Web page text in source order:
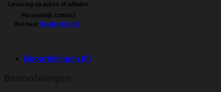
Levering op adres of afhalen
Persoonlijk contact
Bel naar 06 484 024 18
Beoordelingen (0)